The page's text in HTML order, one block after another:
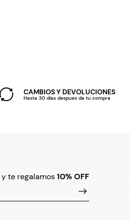
CAMBIOS Y DEVOLUCIONES
Hasta 30 días despues de tu compra
y te regalamos10% OFF